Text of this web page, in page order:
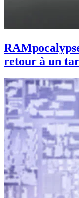
retour à un